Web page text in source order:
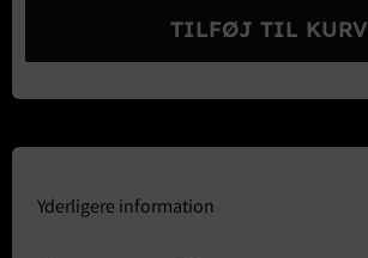
For
PD
Type
-
VAN
TILFØJ TIL KURV
Yderligere information